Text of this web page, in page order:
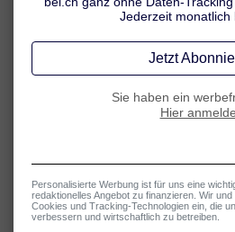
weitere interessante Fakten aus der